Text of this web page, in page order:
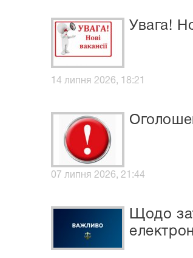
Увага!
14 липня 2026, 18:21
07 липня 2026, 21:44
Щодо